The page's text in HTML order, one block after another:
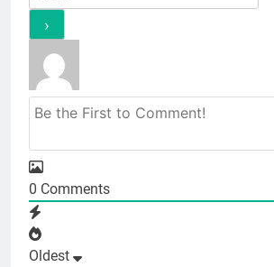
0 Comments
Oldest